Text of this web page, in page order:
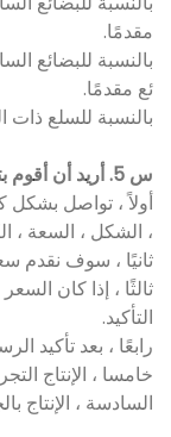
مقدمًا.
ئع مقدمًا.
بالنسبة للسلع ذات
س 5. أريد أن أقوم بتصميم منتج ما ، ما هو تسلسل العملية؟
أولاً ، تواصل
، الشكل ، السعة ،
ثانيًا ، سوف نقدم
ثالثًا ، إذا كان
التأكيد.
رابعًا ، بعد تأكيد
خامسا ، الإنتاج
السادسة ، الإنتاج